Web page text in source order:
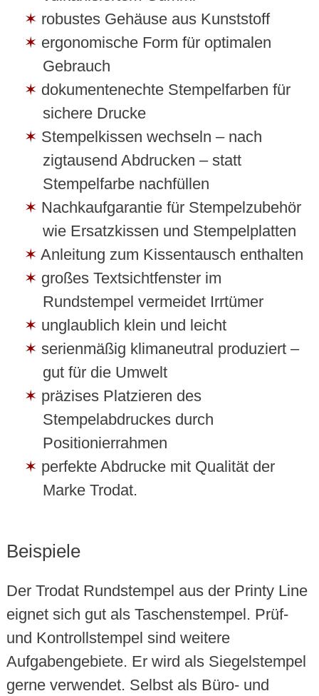
robustes Gehäuse aus Kunststoff
ergonomische Form für optimalen
Gebrauch
dokumentenechte Stempelfarben für
sichere Drucke
Stempelkissen wechseln – nach
zigtausend Abdrucken – statt
Stempelfarbe nachfüllen
Nachkaufgarantie für Stempelzubehör
wie Ersatzkissen und Stempelplatten
Anleitung zum Kissentausch enthalten
großes Textsichtfenster im
Rundstempel vermeidet Irrtümer
unglaublich klein und leicht
serienmäßig klimaneutral produziert –
gut für die Umwelt
präzises Platzieren des
Stempelabdruckes durch
Positionierrahmen
perfekte Abdrucke mit Qualität der
Marke Trodat.
Beispiele
Der Trodat Rundstempel aus der Printy Line
eignet sich gut als Taschenstempel. Prüf-
und Kontrollstempel sind weitere
Aufgabengebiete. Er wird als Siegelstempel
gerne verwendet. Selbst als Büro- und